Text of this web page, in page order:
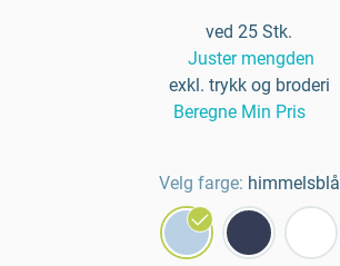
ved 25 Stk.
Juster mengden
exkl. trykk og broderi
Beregne Min Pris
Velg farge: himmelsblå